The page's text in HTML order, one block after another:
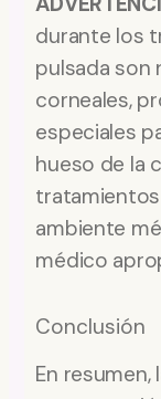
durante los
pulsada son
corneales,
especiales
hueso de la
ambiente
médico
Conclusión
En resumen,